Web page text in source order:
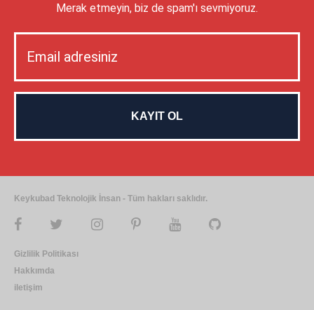
Merak etmeyin, biz de spam'ı sevmiyoruz.
Keykubad Teknolojik İnsan - Tüm hakları saklıdır.
Gizlilik Politikası
Hakkımda
iletişim